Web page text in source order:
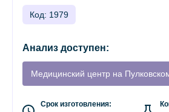
Код: 1979
Анализ доступен:
Медицинский центр на
Срок изготовления: